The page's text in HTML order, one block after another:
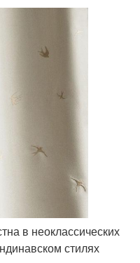
в неоклассических
стилях